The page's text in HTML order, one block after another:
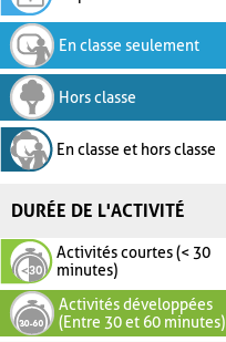
En classe seulement
Hors classe
En classe et hors classe
DURÉE DE L'ACTIVITÉ
Activités courtes (< 30
minutes)
Activités développées
(Entre 30 et 60 minutes)